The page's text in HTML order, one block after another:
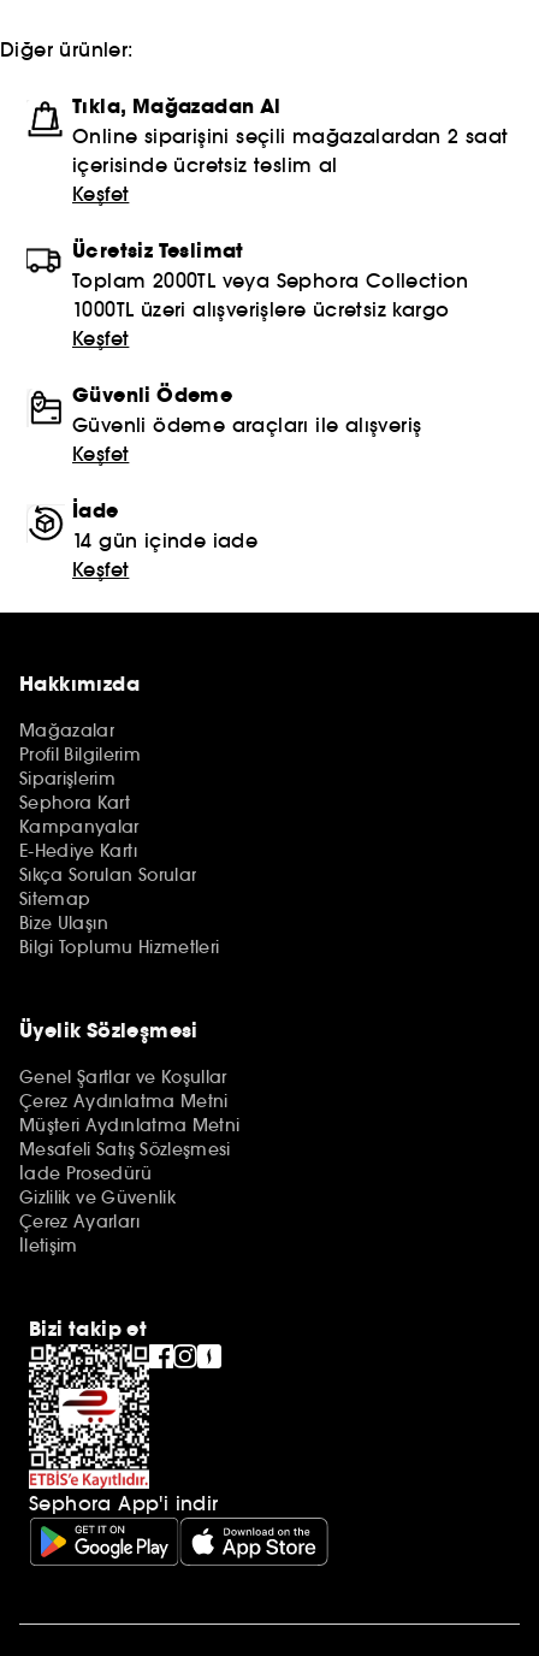
Diğer ürünler:
Tıkla, Mağazadan Al
Online siparişini seçili mağazalardan 2 saat
içerisinde ücretsiz teslim al
Keşfet
Ücretsiz Teslimat
Toplam 2000TL veya Sephora Collection
1000TL üzeri alışverişlere ücretsiz kargo
Keşfet
Güvenli Ödeme
Güvenli ödeme araçları ile alışveriş
Keşfet
İade
14 gün içinde iade
Keşfet
Hakkımızda
Mağazalar
Profil Bilgilerim
Siparişlerim
Sephora Kart
Kampanyalar
E-Hediye Kartı
Sıkça Sorulan Sorular
Sitemap
Bize Ulaşın
Bilgi Toplumu Hizmetleri
Üyelik Sözleşmesi
Genel Şartlar ve Koşullar
Çerez Aydınlatma Metni
Müşteri Aydınlatma Metni
Mesafeli Satış Sözleşmesi
İade Prosedürü
Gizlilik ve Güvenlik
Çerez Ayarları
İletişim
Bizi takip et
Sephora App'i indir